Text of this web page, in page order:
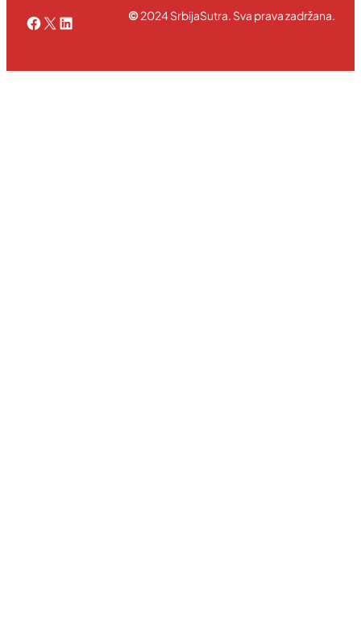
Facebook
X LinkedIn©2024 SrbijaSutra. Sva prava zadržana.